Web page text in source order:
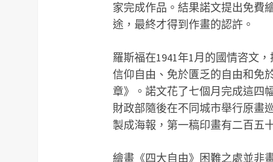
家完成作品。結果諾文提出免費
途，最終才得到作畫的認許。
羅斯福在1941年1月的國情咨文
信仰自由、免於匱乏的自由和免
章》。諾文花了七個月完成這四
財政部隨後在不同城市舉行原畫
製成海報，第一稿印畫有二百五
繪畫《四大自由》困難之處並非